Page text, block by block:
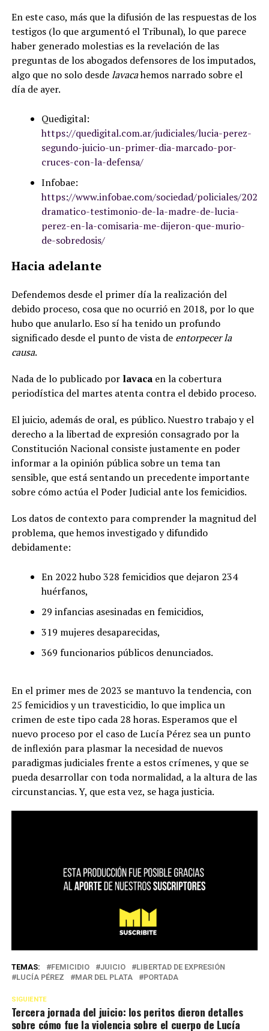
En este caso, más que la difusión de las respuestas de los
testigos (lo que argumentó el Tribunal), lo que parece
haber generado molestias es la revelación de las
preguntas de los abogados defensores de los imputados,
algo que no solo desdelavacahemos narrado sobre el
día de ayer.
Quedigital:
https://quedigital.com.ar/judiciales/lucia-perez-
segundo-juicio-un-primer-dia-marcado-por-
cruces-con-la-defensa/
Infobae:
https://www.infobae.com/sociedad/policiales/
dramatico-testimonio-de-la-madre-de-lucia-
perez-en-la-comisaria-me-dijeron-que-murio-
de-sobredosis/
Hacia adelante
Defendemos desde el primer día la realización del
debido proceso, cosa que no ocurrió en 2018, por lo que
hubo que anularlo. Eso sí ha tenido un profundo
significado desde el punto de vista de entorpecer la
causa.
Nada de lo publicado por lavacaen la cobertura
periodística del martes atenta contra el debido proceso.
El juicio, además de oral, es público. Nuestro trabajo y el
derecho a la libertad de expresión consagrado por la
Constitución Nacional consiste justamente en poder
informar a la opinión pública sobre un tema tan
sensible, que está sentando un precedente importante
sobre cómo actúa el Poder Judicial ante los femicidios.
Los datos de contexto para comprender la magnitud del
problema, que hemos investigado y difundido
debidamente:
En 2022 hubo 328 femicidios que dejaron 234
huérfanos,
29 infancias asesinadas en femicidios,
319 mujeres desaparecidas,
369 funcionarios públicos denunciados.
En el primer mes de 2023 se mantuvo la tendencia, con
25 femicidios y un travesticidio, lo que implica un
crimen de este tipo cada 28 horas. Esperamos que el
nuevo proceso por el caso de Lucía Pérez sea un punto
de inflexión para plasmar la necesidad de nuevos
paradigmas judiciales frente a estos crímenes, y que se
pueda desarrollar con toda normalidad, a la altura de las
circunstancias. Y, que esta vez, se haga justicia.
TEMAS: FEMICIDIO JUICIO
LIBERTAD DE EXPRESIÓN
LUCÍA PÉREZ
MAR DEL PLATA PORTADA
SIGUIENTE
Tercera jornada del juicio: los peritos dieron detalles
sobre cómo fue la violencia sobre el cuerpo de Lucía